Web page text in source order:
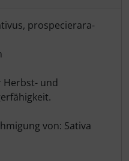
prospecierara-
Herbst- und
von: Sativa